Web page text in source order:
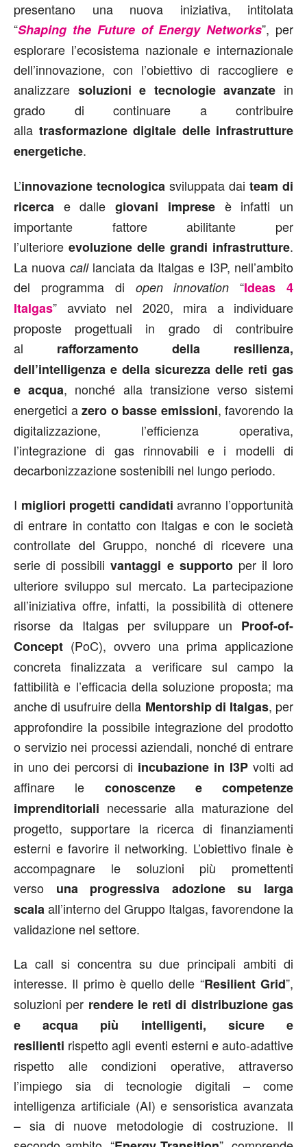
presentano una nuova iniziativa, intitolata
“Shaping the Future of Energy Networks”, per
esplorare l’ecosistema nazionale e internazionale
dell’innovazione, con l’obiettivo di raccogliere e
analizzare soluzioni e tecnologie avanzate in
grado di continuare a contribuire
alla trasformazione digitale delle infrastrutture
energetiche.
L’innovazione tecnologica sviluppata dai team di
ricerca e dallegiovani impreseè infatti un
importante fattore abilitante per
l’ulteriore evoluzione delle grandi infrastrutture.
La nuova call lanciata da Italgas e I3P, nell’ambito
del programma di open innovation “Ideas 4
Italgas” avviato nel 2020, mira a individuare
proposte progettuali in grado di contribuire
al rafforzamento della resilienza,
dell’intelligenza e della sicurezza delle reti gas
e acqua, nonché alla transizione verso sistemi
energetici azero o basse emissioni, favorendo la
digitalizzazione, l’efficienza operativa,
l’integrazione di gas rinnovabili e i modelli di
decarbonizzazione sostenibili nel lungo periodo.
I migliori progetti candidati avranno l’opportunità
di entrare in contatto con Italgas e con le società
controllate del Gruppo, nonché di ricevere una
serie di possibilivantaggi e supportoper il loro
ulteriore sviluppo sul mercato. La partecipazione
all’iniziativa offre, infatti, la possibilità di ottenere
risorse da Italgas per sviluppare un Proof-of-
Concept (PoC), ovvero una prima applicazione
concreta finalizzata a verificare sul campo la
fattibilità e l’efficacia della soluzione proposta; ma
anche di usufruire della Mentorship di Italgas, per
approfondire la possibile integrazione del prodotto
o servizio nei processi aziendali, nonché di entrare
in uno dei percorsi di incubazione in I3P volti ad
affinare le conoscenze e competenze
imprenditoriali necessarie alla maturazione del
progetto, supportare la ricerca di finanziamenti
esterni e favorire il networking. L’obiettivo finale è
accompagnare le soluzioni più promettenti
verso una progressiva adozione su larga
scalaall’interno del Gruppo Italgas, favorendone la
validazione nel settore.
La call si concentra su due principali ambiti di
interesse. Il primo è quello delle “Resilient Grid”,
soluzioni per rendere le reti di distribuzione gas
e acqua
più intelligenti, sicure e
resilienti rispetto agli eventi esterni e auto-adattive
rispetto alle condizioni operative, attraverso
l’impiego sia di tecnologie digitali – come
intelligenza artificiale (AI) e sensoristica avanzata
– sia di nuove metodologie di costruzione. Il